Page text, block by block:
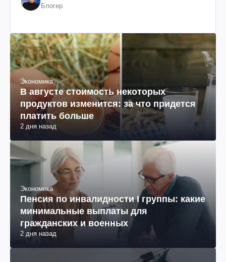
Блогер
Экономика
В августе стоимость некоторых
продуктов изменится: за что придется
платить больше
2 дня назад
Экономика
Пенсия по инвалидности I группы: какие
минимальные выплаты для
гражданских и военных
2 дня назад